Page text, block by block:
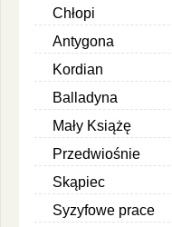
Chłopi
Antygona
Kordian
Balladyna
Mały Książę
Przedwiośnie
Skąpiec
Syzyfowe prace